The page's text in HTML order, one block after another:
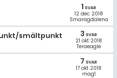
1 SVAR
12 dec 2018
Smaragdalena
smältpunkt 3 SVAR
21 okt 2018
Teraeagle
7 SVAR
17 okt 2018
mag1